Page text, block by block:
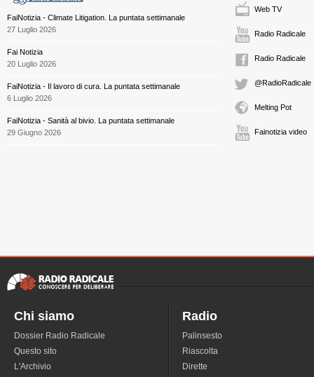
FaiNotizia - Climate Litigation. La puntata settimanale
27 Luglio 2026
Fai Notizia
20 Luglio 2026
FaiNotizia - Il lavoro di cura. La puntata settimanale
6 Luglio 2026
FaiNotizia - Sanità al bivio. La puntata settimanale
29 Giugno 2026
Web TV
Radio Radicale
Radio Radicale
@RadioRadicale
Melting Pot
Fainotizia video
Chi siamo
Dossier Radio Radicale
Questo sito
L'Archivio
Radio
Palinsesto
Riascolta
Dirette